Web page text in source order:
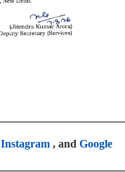
Instagram, and Google